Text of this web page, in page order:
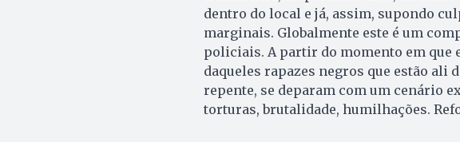
dentro do local e já, assim, supondo
marginais. Globalmente este é um
policiais. A partir do momento em que
daqueles rapazes negros que estão ali
repente, se deparam com um cenário
torturas, brutalidade, humilhações.